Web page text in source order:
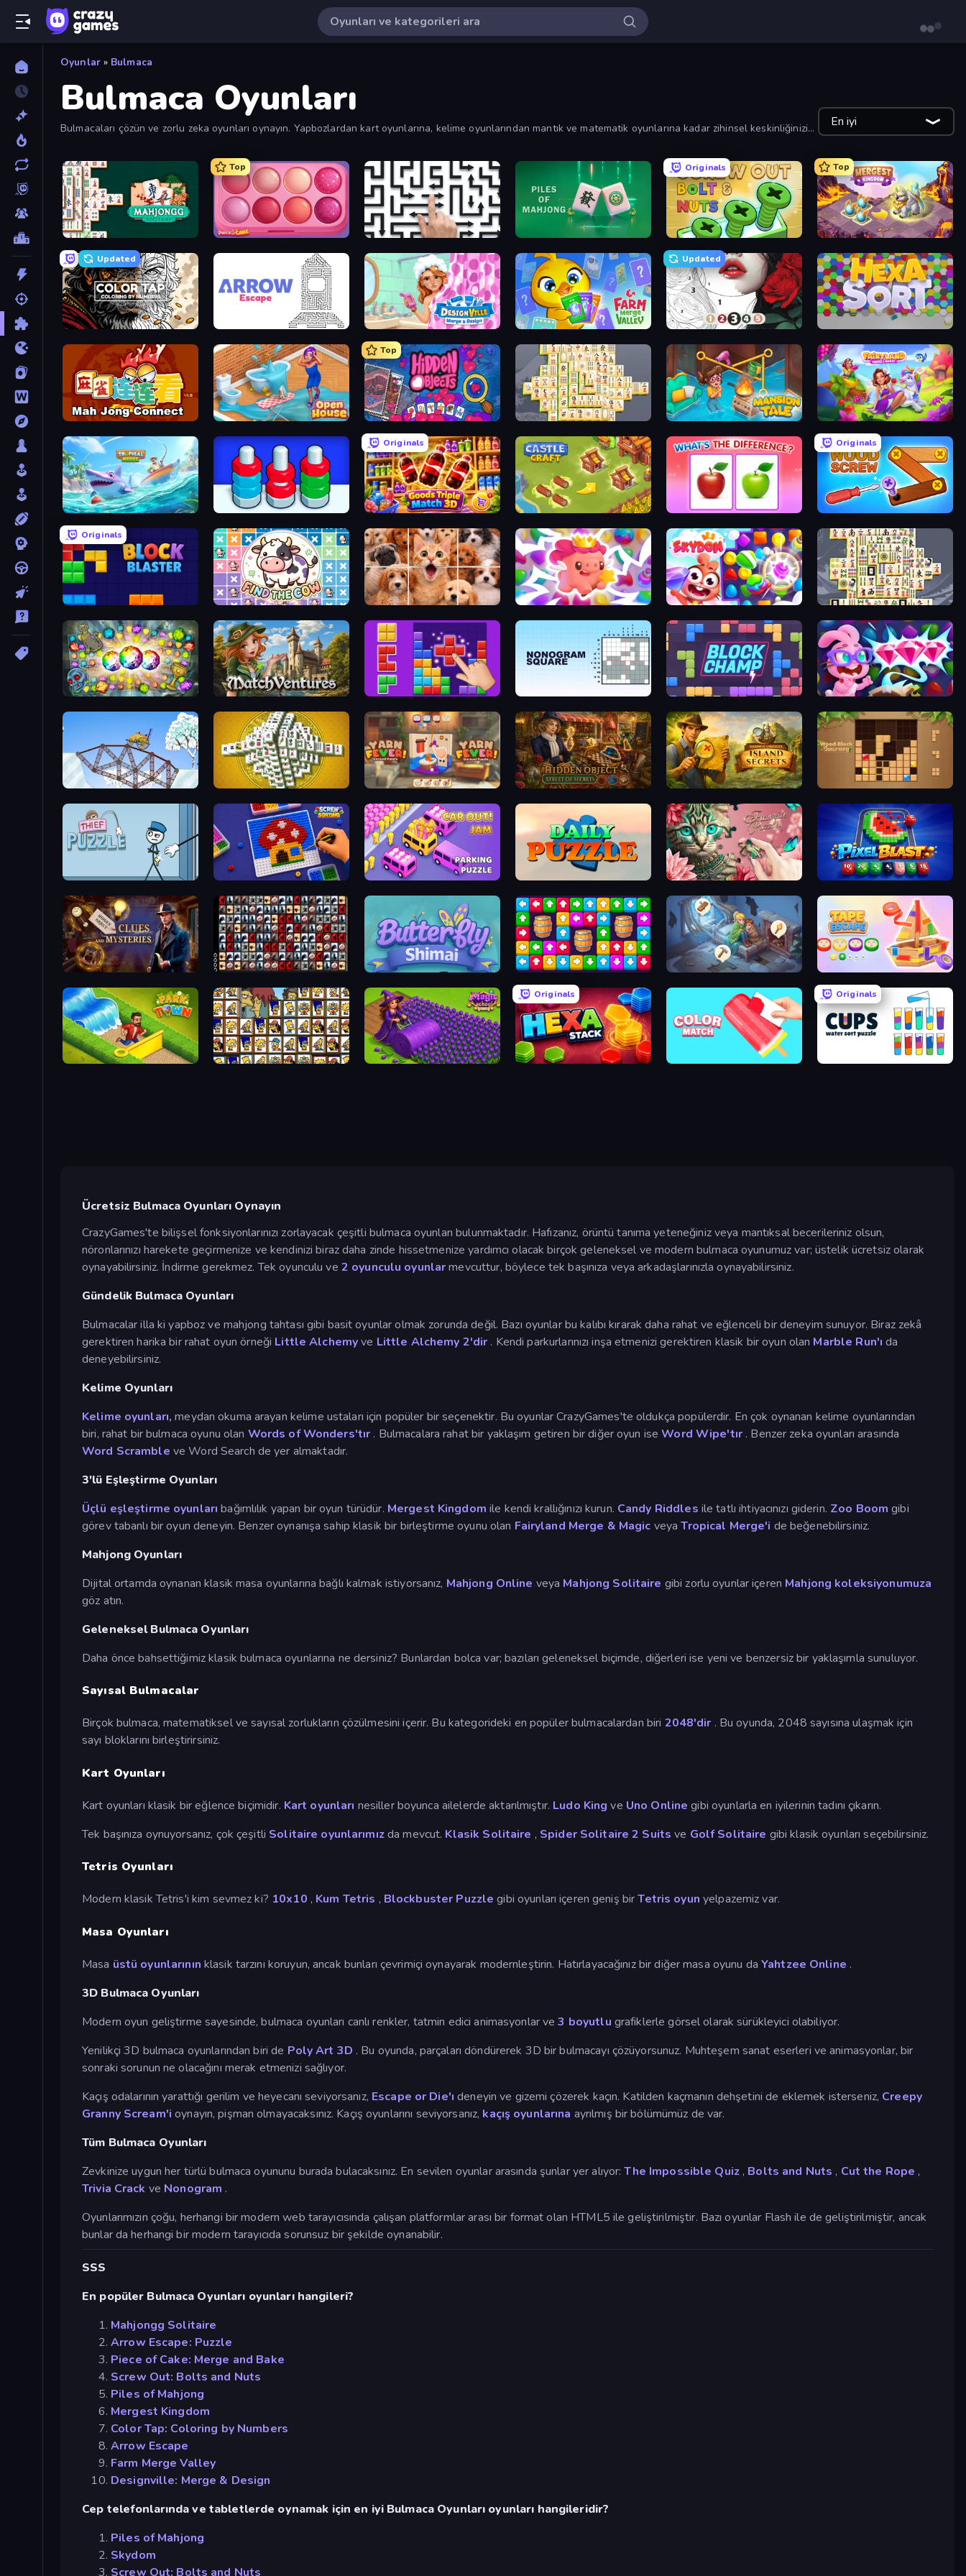
Oyunlar » Bulmaca
Bulmaca Oyunları
Bulmacaları çözün ve zorlu zeka oyunları oynayın. Yapbozlardan kart oyunlarına, kelime oyunlarından mantık ve matematik oyunlarına kadar zihinsel keskinliğinizi
En iyi
Mahjongg Solitaire
Top
Piece of Cake: Merge and Bake Arrow Escape: Puzzle Piles of Mahjong
Originals
Screw Out: Bolts and Nuts
Top
Mergest Kingdom
Updated
Color Tap: Coloring by Numbers Designville: Merge & Design Farm Merge Valley
Updated
Numicolor
Mahjong Connect (Legacy) Open House
Top
Hidden Objects Mahjong Online Mansion Tale: Merge Secrets Fairyland Merge & Magic
Tropical Merge Nuts Puzzle: Sort By Color
Originals
Goods Triple Match 3D Castle Craft What's The Difference?
Originals
Wood Screw: Bolts Puzzle
Originals
Block Blaster Find The Cow Jigpic Solitaire Match Arena Skydom Mahjong Titans
Forgotten Treasure 2 MatchVentures BlockBuster Puzzle Block Champ Skydom: Reforged
Railway Bridge Mahjong Tower Yarn Fever! Unravel Puzzle Hidden Object: Street Of Secrets Hidden Objects: Island Secrets Wood Block Journey
Thief Puzzle Screw Sorting Car OUT! Jam Parking Puzzle Favorite Puzzles Pixel Blast
Hidden Object: Clues and Mysteries War Mahjong Butterfly Shimai Tap Away Story Merge Haven
Park Town Tiles of the Simpsons Magic School
Originals
Hexa Stack
Originals
Ücretsiz Bulmaca Oyunları Oynayın
CrazyGames'te bilişsel fonksiyonlarınızı zorlayacak çeşitli bulmaca oyunları bulunmaktadır. Hafızanız, örüntü tanıma yeteneğiniz veya mantıksal becerileriniz olsun,
nöronlarınızı harekete geçirmenize ve kendinizi biraz daha zinde hissetmenize yardımcı olacak birçok geleneksel ve modern bulmaca oyunumuz var; üstelik ücretsiz olarak
oynayabilirsiniz. İndirme gerekmez. Tek oyunculu ve 2 oyunculu oyunlarmevcuttur, böylece tek başınıza veya arkadaşlarınızla oynayabilirsiniz.
Gündelik Bulmaca Oyunları
Bulmacalar illa ki yapboz ve mahjong tahtası gibi basit oyunlar olmak zorunda değil. Bazı oyunlar bu kalıbı kırarak daha rahat ve eğlenceli bir deneyim sunuyor. Biraz zekâ
gerektiren harika bir rahat oyun örneği Little Alchemyve Little Alchemy 2'dir . Kendi parkurlarınızı inşa etmenizi gerektiren klasik bir oyun olan Marble Run'ı da
deneyebilirsiniz.
Kelime Oyunları
Kelime oyunları, meydan okuma arayan kelime ustaları için popüler bir seçenektir. Bu oyunlar CrazyGames'te oldukça popülerdir. En çok oynanan kelime oyunlarından
biri, rahat bir bulmaca oyunu olan Words of Wonders'tır . Bulmacalara rahat bir yaklaşım getiren bir diğer oyun iseWord Wipe'tır. Benzer zeka oyunları arasında
Word Scramble ve Word Search de yer almaktadır.
3'lü Eşleştirme Oyunları
Üçlü eşleştirme oyunları bağımlılık yapan bir oyun türüdür. Mergest Kingdom ile kendi krallığınızı kurun. Candy Riddles ile tatlı ihtiyacınızı giderin. Zoo Boom gibi
görev tabanlı bir oyun deneyin. Benzer oynanışa sahip klasik bir birleştirme oyunu olan Fairyland Merge & Magic veyaTropical Merge'i de beğenebilirsiniz.
Mahjong Oyunları
Dijital ortamda oynanan klasik masa oyunlarına bağlı kalmak istiyorsanız, Mahjong Online veya Mahjong Solitaire gibi zorlu oyunlar içeren Mahjong koleksiyonumuza
göz atın.
Geleneksel Bulmaca Oyunları
Daha önce bahsettiğimiz klasik bulmaca oyunlarına ne dersiniz? Bunlardan bolca var; bazıları geleneksel biçimde, diğerleri ise yeni ve benzersiz bir yaklaşımla sunuluyor.
Sayısal Bulmacalar
Birçok bulmaca, matematiksel ve sayısal zorlukların çözülmesini içerir. Bu kategorideki en popüler bulmacalardan biri 2048'dir . Bu oyunda, 2048 sayısına ulaşmak için
sayı bloklarını birleştirirsiniz.
Kart Oyunları
Kart oyunları klasik bir eğlence biçimidir. Kart oyunları nesiller boyunca ailelerde aktarılmıştır. Ludo King ve Uno Online gibi oyunlarla en iyilerinin tadını çıkarın.
Tek başınıza oynuyorsanız, çok çeşitli Solitaire oyunlarımızda mevcut. Klasik Solitaire , Spider Solitaire 2 Suits ve Golf Solitaire gibi klasik oyunları seçebilirsiniz.
Tetris Oyunları
Modern klasik Tetris'i kim sevmez ki? 10x10 , Kum Tetris , Blockbuster Puzzle gibi oyunları içeren geniş birTetris oyun yelpazemiz var.
Masa Oyunları
Masa üstü oyunlarının klasik tarzını koruyun, ancak bunları çevrimiçi oynayarak modernleştirin. Hatırlayacağınız bir diğer masa oyunu daYahtzee Online .
3D Bulmaca Oyunları
Modern oyun geliştirme sayesinde, bulmaca oyunları canlı renkler, tatmin edici animasyonlar ve3 boyutlu grafiklerle görsel olarak sürükleyici olabiliyor.
Yenilikçi 3D bulmaca oyunlarından biri de Poly Art 3D . Bu oyunda, parçaları döndürerek 3D bir bulmacayı çözüyorsunuz. Muhteşem sanat eserleri ve animasyonlar, bir
sonraki sorunun ne olacağını merak etmenizi sağlıyor.
Kaçış odalarının yarattığı gerilim ve heyecanı seviyorsanız, Escape or Die'ı deneyin ve gizemi çözerek kaçın. Katilden kaçmanın dehşetini de eklemek isterseniz, Creepy
Granny Scream'i oynayın, pişman olmayacaksınız. Kaçış oyunlarını seviyorsanız, kaçış oyunlarına ayrılmış bir bölümümüz de var.
Tüm Bulmaca Oyunları
Zevkinize uygun her türlü bulmaca oyununu burada bulacaksınız. En sevilen oyunlar arasında şunlar yer alıyor:The Impossible Quiz, Bolts and Nuts , Cut the Rope ,
Trivia Crack ve Nonogram .
Oyunlarımızın çoğu, herhangi bir modern web tarayıcısında çalışan platformlar arası bir format olan HTML5 ile geliştirilmiştir. Bazı oyunlar Flash ile de geliştirilmiştir, ancak
bunlar da herhangi bir modern tarayıcıda sorunsuz bir şekilde oynanabilir.
SSS
En popüler Bulmaca Oyunları oyunları hangileri?
Mahjongg Solitaire
Arrow Escape: Puzzle
Piece of Cake: Merge and Bake
Screw Out: Bolts and Nuts
Piles of Mahjong
Mergest Kingdom
Color Tap: Coloring by Numbers
Arrow Escape
Farm Merge Valley
Designville: Merge & Design
Cep telefonlarında ve tabletlerde oynamak için en iyi Bulmaca Oyunları oyunları hangileridir?
Piles of Mahjong
Skydom
Screw Out: Bolts and Nuts